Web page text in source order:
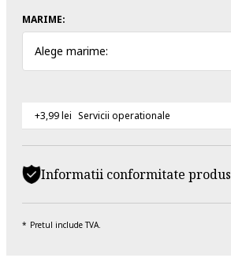
MARIME:
Alege marime:
+3,99 lei Servicii operationale
Informatii conformitate produs
Pretul include TVA.